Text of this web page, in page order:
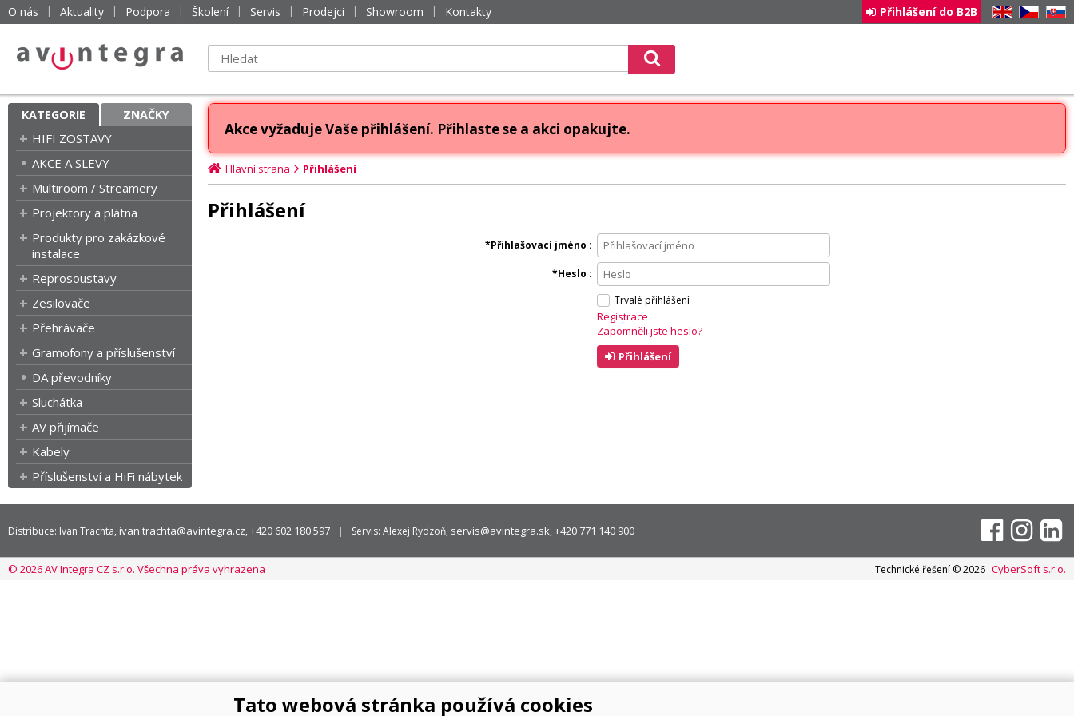
O nás Aktuality Podpora Školení Servis Prodejci Showroom Kontakty EN CZ SK
Přihlášení do B2B
KATEGORIE ZNAČKY
HIFI ZOSTAVY
AKCE A SLEVY
Multiroom / Streamery
Projektory a plátna
Produkty pro zakázkové
instalace
Reprosoustavy
Zesilovače
Přehrávače
Gramofony a příslušenství
DA převodníky
Sluchátka
AV přijímače
Kabely
Příslušenství a HiFi nábytek
Akce vyžaduje Vaše přihlášení. Přihlaste se a akci opakujte.
Hlavní strana Přihlášení
Přihlášení
Přihlašovací jméno
Heslo
Trvalé přihlášení
Registrace
Zapomněli jste heslo?
Přihlášení
Distribuce: Ivan Trachta, ivan.trachta@avintegra.cz, +420 602 180 597 Servis: Alexej Rydzoň, servis@avintegra.sk, +420 771 140 900
© 2026 AV Integra CZ s.r.o. Všechna práva vyhrazena Technické řešení © 2026 CyberSoft s.r.o.
Tato webová stránka používá cookies